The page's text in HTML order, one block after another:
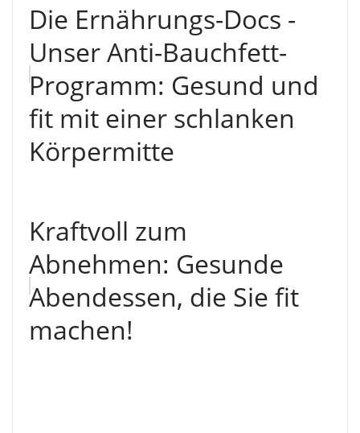
Die Ernährungs-Docs -
Unser Anti-Bauchfett-
Programm: Gesund und
fit mit einer schlanken
Körpermitte
Kraftvoll zum
Abnehmen: Gesunde
Abendessen, die Sie fit
machen!